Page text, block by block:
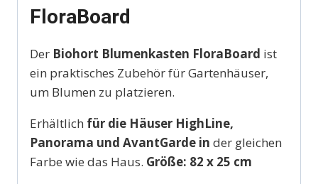
FloraBoard
Der Biohort Blumenkasten FloraBoard ist
ein praktisches Zubehör für Gartenhäuser,
um Blumen zu platzieren.
Erhältlich für die Häuser HighLine,
Panorama und AvantGarde in der gleichen
Farbe wie das Haus. Größe: 82 x 25 cm